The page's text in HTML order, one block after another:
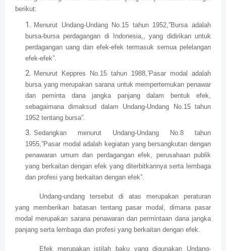
berikut:
Menurut Undang-Undang No.15 tahun 1952,”Bursa adalah
bursa-bursa perdagangan di Indonesia,, yang didirikan untuk
perdagangan uang dan efek-efek termasuk semua pelelangan
efek-efek”.
Menurut Keppres No.15 tahun 1988,’Pasar modal adalah
bursa yang merupakan sarana untuk mempertemukan penawar
dan peminta dana jangka panjang dalam bentuk efek,
sebagaimana dimaksud dalam Undang-Undang No.15 tahun
1952 tentang bursa”.
Sedangkan menurut Undang-Undang No.8 tahun
1955,”Pasar modal adalah kegiatan yang bersangkutan dengan
penawaran umum dan perdagangan efek, perusahaan publik
yang berkaitan dengan efek yang diterbitkannya serta lembaga
dan profesi yang berkaitan dengan efek”.
Undang-undang tersebut di atas merupakan peraturan
yang memberikan batasan tentang pasar modal, dimana pasar
modal merupakan sarana penawaran dan permintaan dana jangka
panjang serta lembaga dan profesi yang berkaitan dengan efek.
Efek merupakan istilah baku yang digunakan Undang-